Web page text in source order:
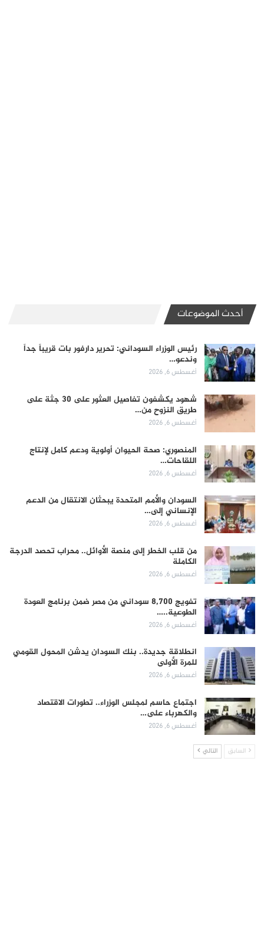
أحدث الموضوعات
رئيس الوزراء السوداني: تحرير دارفور بات قريباً جداً
وندعو…
أغسطس 6, 2026
شهود يكشفون تفاصيل العثور على 30 جثة على
طريق النزوح من…
أغسطس 6, 2026
المنصوري: صحة الحيوان أولوية ودعم كامل لإنتاج
اللقاحات…
أغسطس 6, 2026
السودان والأمم المتحدة يبحثان الانتقال من الدعم
الإنساني إلى…
أغسطس 6, 2026
من قلب الخطر إلى منصة الأوائل.. محراب تحصد الدرجة
الكاملة
أغسطس 6, 2026
تفويج 8,700 سوداني من مصر ضمن برنامج العودة
الطوعية..…
أغسطس 6, 2026
انطلاقة جديدة.. بنك السودان يدشن المحول القومي
للمرة الأولى
أغسطس 6, 2026
اجتماع حاسم لمجلس الوزراء.. تطورات الاقتصاد
والكهرباء على…
أغسطس 6, 2026
السابق التالي